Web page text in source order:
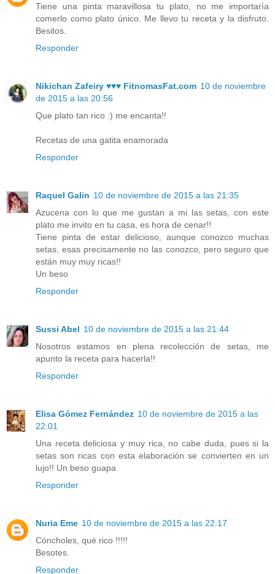
Tiene una pinta maravillosa tu plato, no me importaría
comerlo como plato único. Me llevo tu receta y la disfruto.
Besitos.
Responder
Nikichan Zafeiry ♥♥♥ FitnomasFat.com 10 de noviembre
de 2015 a las 20:56
Que plato tan rico :) me encanta!!
Recetas de una gatita enamorada
Responder
Raquel Galin 10 de noviembre de 2015 a las 21:35
Azucena con lo que me gustan a mi las setas, con este
plato me invito en tu casa, es hora de cenar!!
Tiene pinta de estar delicioso, aunque conozco muchas
setas, esas precisamente no las conozco, pero seguro que
están muy muy ricas!!
Un beso
Responder
Sussi Abel 10 de noviembre de 2015 a las 21:44
Nosotros estamos en plena recolección de setas, me
apunto la receta para hacerla!!
Responder
Elisa Gómez Fernández 10 de noviembre de 2015 a las
22:01
Una receta deliciosa y muy rica, no cabe duda, pues si la
setas son ricas con esta elaboración se convierten en un
lujo!! Un beso guapa
Responder
Nuria Eme 10 de noviembre de 2015 a las 22:17
Cóncholes, qué rico !!!!!
Besotes.
Responder